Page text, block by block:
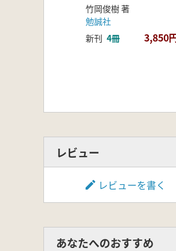
竹岡俊樹 著
勉誠社
新刊 4冊 3,850
レビュー
レビューを書く
あなたへのおすすめ